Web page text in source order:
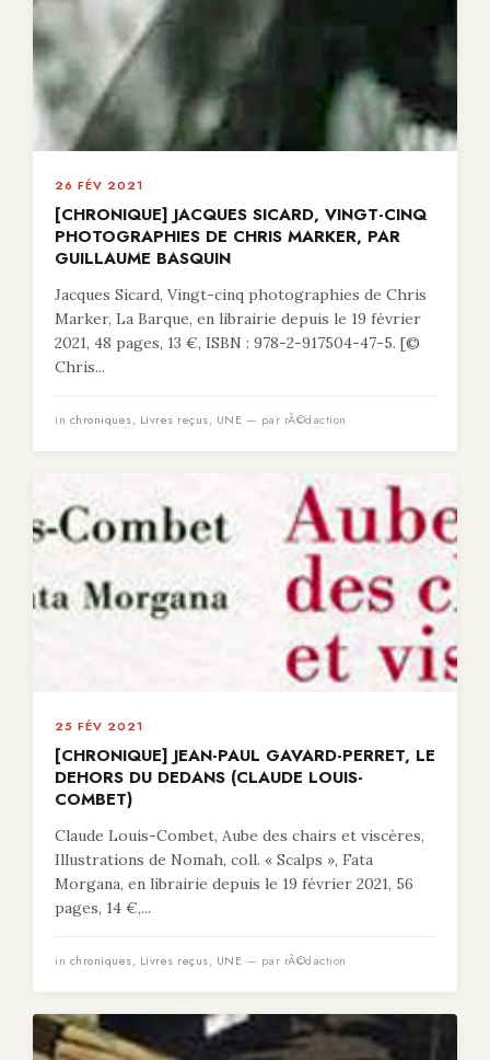
26 FÉV 2021
[CHRONIQUE] JACQUES SICARD, VINGT-CINQ
PHOTOGRAPHIES DE CHRIS MARKER, PAR
GUILLAUME BASQUIN
Jacques Sicard, Vingt-cinq photographies de Chris
Marker, La Barque, en librairie depuis le 19 février
2021, 48 pages, 13 €, ISBN : 978-2-917504-47-5. [©
Chris...
in chroniques, Livres reçus, UNE — par rÃ©daction
25 FÉV 2021
[CHRONIQUE] JEAN-PAUL GAVARD-PERRET, LE
DEHORS DU DEDANS (CLAUDE LOUIS-
COMBET)
Claude Louis-Combet, Aube des chairs et viscères,
Illustrations de Nomah, coll. « Scalps », Fata
Morgana, en librairie depuis le 19 février 2021, 56
pages, 14 €,...
in chroniques, Livres reçus, UNE — par rÃ©daction